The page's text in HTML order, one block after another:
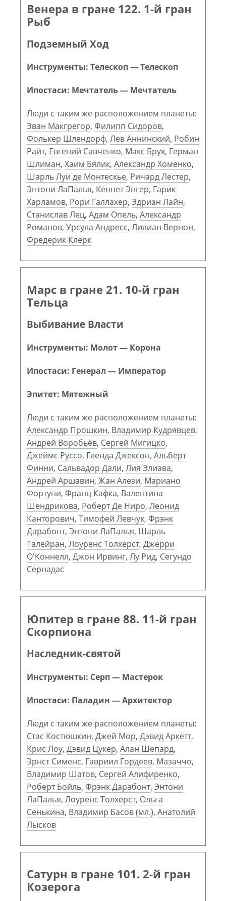
Венера в гране 122. 1-й гран
Рыб
Подземный Ход
Инструменты: Телескоп — Телескоп
Ипостаси: Мечтатель — Мечтатель
Люди с таким же расположением планеты:
Эван Макгрегор, Филипп Сидоров,
Фолькер Шлендорф, Лев Аннинский, Робин
Райт, Евгений Савченко, Макс Брух, Герман
Шлиман, Хаим Бялик, Александр Хоменко,
Шарль Луи де Монтескье, Ричард Лестер,
Энтони ЛаПалья, Кеннет Энгер, Гарик
Харламов, Рори Галлахер, Эдриан Лайн,
Станислав Лец, Адам Опель, Александр
Романов, Урсула Андресс, Лилиан Вернон,
Фредерик Клерк
Марс в гране 21. 10-й гран
Тельца
Выбивание Власти
Инструменты: Молот — Корона
Ипостаси: Генерал — Император
Эпитет: Мятежный
Люди с таким же расположением планеты:
Александр Прошкин, Владимир Кудрявцев,
Андрей Воробьёв, Сергей Мигицко,
Джеймс Руссо, Гленда Джексон, Альберт
Финни, Сальвадор Дали, Лия Элиава,
Андрей Аршавин, Жан Алези, Мариано
Фортуни, Франц Кафка, Валентина
Шендрикова, Роберт Де Ниро, Леонид
Канторович, Тимофей Левчук, Фрэнк
Дарабонт, Энтони ЛаПалья, Шарль
Талейран, Лоуренс Толхерст, Джерри
О'Коннелл, Джон Ирвинг, Лу Рид, Сегундо
Сернадас
Юпитер в гране 88. 11-й гран
Скорпиона
Наследник-святой
Инструменты: Серп — Мастерок
Ипостаси: Паладин — Архитектор
Люди с таким же расположением планеты:
Стас Костюшкин, Джей Мор, Дэвид Аркетт,
Крис Лоу, Дэвид Цукер, Алан Шепард,
Эрнст Сименс, Гавриил Гордеев, Мазаччо,
Владимир Шатов, Сергей Алифиренко,
Роберт Бойль, Фрэнк Дарабонт, Энтони
ЛаПалья, Лоуренс Толхерст, Ольга
Сенькина, Владимир Басов (мл.), Анатолий
Лысков
Сатурн в гране 101. 2-й гран
Козерога